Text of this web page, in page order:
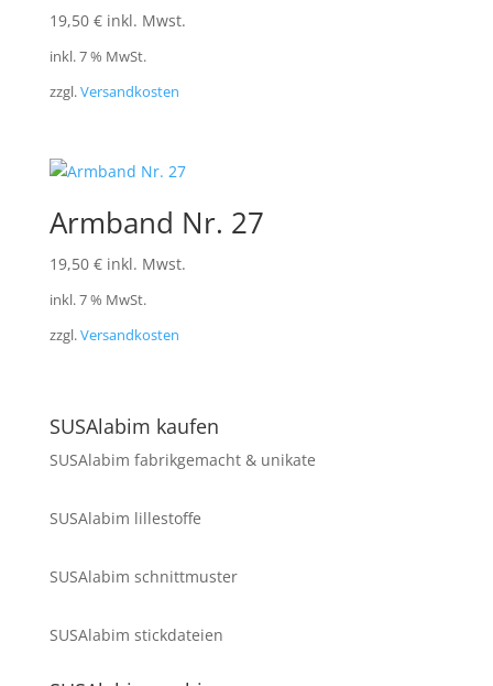
19,50 € inkl. Mwst.
inkl. 7 % MwSt.
zzgl.Versandkosten
Armband Nr. 27
19,50 € inkl. Mwst.
inkl. 7 % MwSt.
zzgl.Versandkosten
SUSAlabim kaufen
SUSAlabim fabrikgemacht & unikate
SUSAlabim lillestoffe
SUSAlabim schnittmuster
SUSAlabim stickdateien